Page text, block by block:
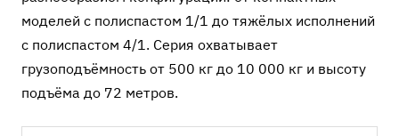
моделей с полиспастом 1/1 до тяжёлых исполнений
с полиспастом 4/1. Серия охватывает
грузоподъёмность от 500 кг до 10 000 кг и высоту
подъёма до 72 метров.